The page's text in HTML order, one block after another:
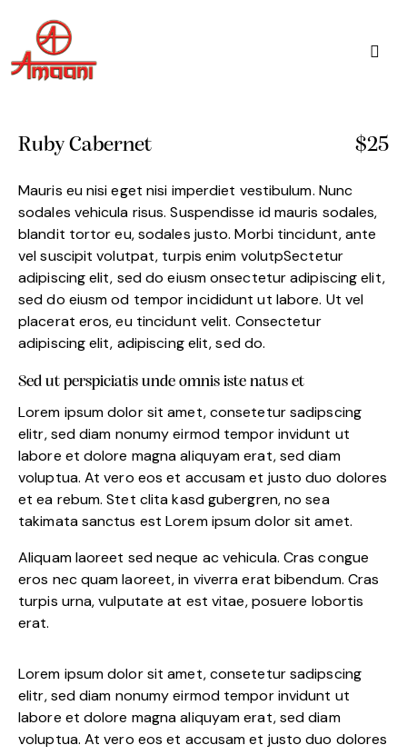
Ruby Cabernet $25
Mauris eu nisi eget nisi imperdiet vestibulum. Nunc
sodales vehicula risus. Suspendisse id mauris sodales,
blandit tortor eu, sodales justo. Morbi tincidunt, ante
vel suscipit volutpat, turpis enim volutpSectetur
adipiscing elit, sed do eiusm onsectetur adipiscing elit,
sed do eiusm od tempor incididunt ut labore. Ut vel
placerat eros, eu tincidunt velit. Consectetur
adipiscing elit, adipiscing elit, sed do.
Sed ut perspiciatis unde omnis iste natus et
Lorem ipsum dolor sit amet, consetetur sadipscing
elitr, sed diam nonumy eirmod tempor invidunt ut
labore et dolore magna aliquyam erat, sed diam
voluptua. At vero eos et accusam et justo duo dolores
et ea rebum. Stet clita kasd gubergren, no sea
takimata sanctus est Lorem ipsum dolor sit amet.
Aliquam laoreet sed neque ac vehicula. Cras congue
eros nec quam laoreet, in viverra erat bibendum. Cras
turpis urna, vulputate at est vitae, posuere lobortis
erat.
Lorem ipsum dolor sit amet, consetetur sadipscing
elitr, sed diam nonumy eirmod tempor invidunt ut
labore et dolore magna aliquyam erat, sed diam
voluptua. At vero eos et accusam et justo duo dolores